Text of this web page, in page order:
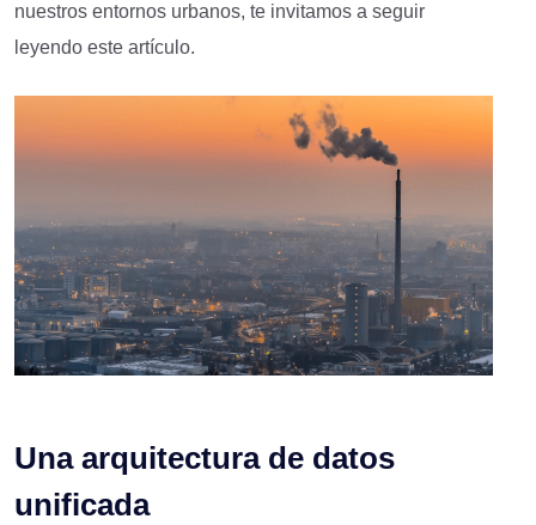
nuestros entornos urbanos, te invitamos a seguir
leyendo este artículo.
Una arquitectura de datos
unificada